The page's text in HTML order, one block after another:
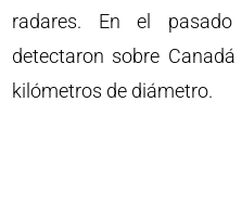
radares. En el
detectaron sobre
kilómetros de diámetro.